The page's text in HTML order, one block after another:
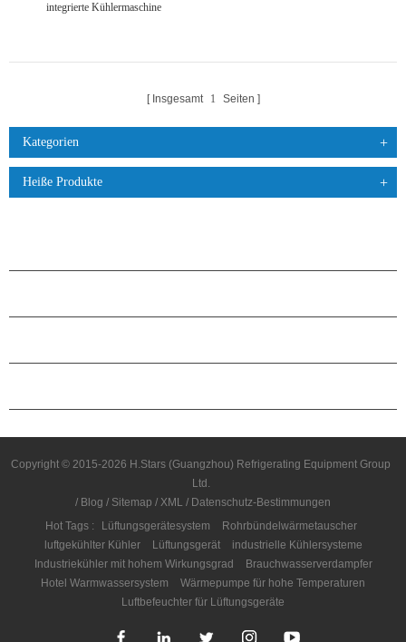
integrierte Kühlermaschine
Insgesamt 1 Seiten
Kategorien
Heiße Produkte
Copyright © 2015-2026 H.Stars (Guangzhou) Refrigerating Equipment Group
Ltd.
/ Blog / Sitemap / XML / Datenschutz-Bestimmungen
Hot Tags :
Lüftungsgerätesystem
Rohrbündelwärmetauscher
luftgekühlter Kühler
Lüftungsgerät
industrielle Kühlersysteme
Industriekühler mit hohem Wirkungsgrad
Brauchwasserverdampfer
Hotel Warmwassersystem
Wärmepumpe für hohe Temperaturen
Luftbefeuchter für Lüftungsgeräte